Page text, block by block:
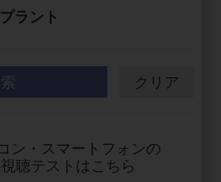
ラント
クリア
ン・スマートフォンの
聴テストはこちら
せ願います。
特定商取引について
カウント利用規約